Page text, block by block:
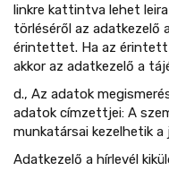
linkre kattintva lehet
törléséről az adatkezelő
érintettet. Ha az érintett
akkor az adatkezelő a
d., Az adatok
adatok címzettjei: A
munkatársai kezelhetik
Adatkezelő a hírlevél